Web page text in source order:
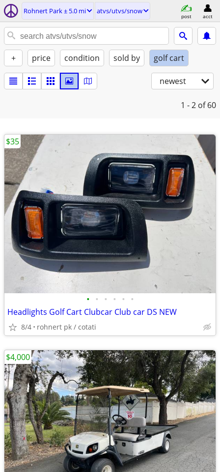
Rohnert Park ± 5.0 mi atvs/utvs/snow
post acct
+ price condition sold by golf cart
newest
1 - 2 of 60
• • • • • •
Headlights Golf Cart Clubcar Club car DS NEW
8/4 rohnert pk / cotati
$35
$4,000